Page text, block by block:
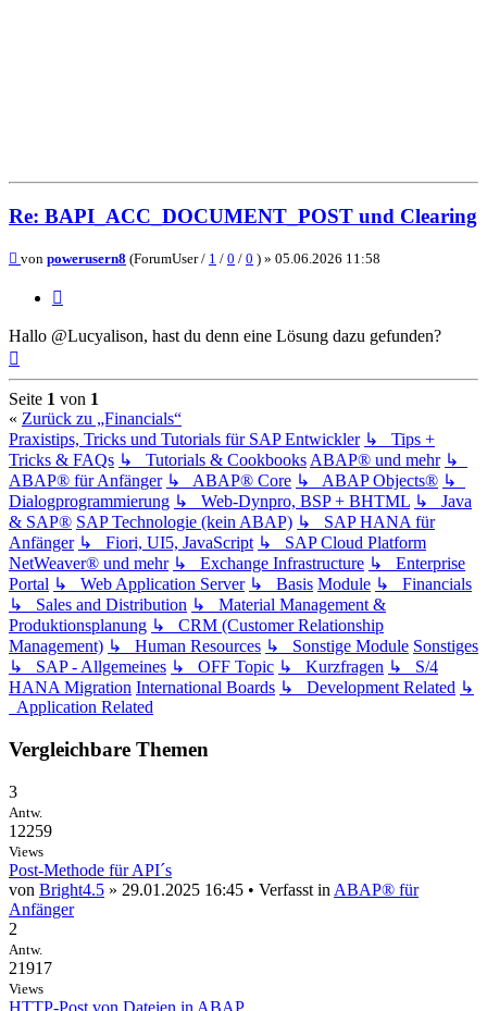
Re: BAPI_ACC_DOCUMENT_POST und Clearing
Beitrag
von powerusern8 (ForumUser / 1 / 0 / 0 ) » 05.06.2026 11:58
Hallo @Lucyalison, hast du denn eine Lösung dazu gefunden?
Seite 1 von 1
« Zurück zu „Financials“
Praxistips, Tricks und Tutorials für SAP Entwickler ↳ Tips +
Tricks & FAQs ↳ Tutorials & Cookbooks ABAP® und mehr ↳
ABAP® für Anfänger ↳ ABAP® Core ↳ ABAP Objects® ↳
Dialogprogrammierung ↳ Web-Dynpro, BSP + BHTML ↳ Java
& SAP® SAP Technologie (kein ABAP) ↳ SAP HANA für
Anfänger ↳ Fiori, UI5, JavaScript ↳ SAP Cloud Platform
NetWeaver® und mehr ↳ Exchange Infrastructure ↳ Enterprise
Portal ↳ Web Application Server ↳ Basis Module ↳ Financials
↳ Sales and Distribution ↳ Material Management &
Produktionsplanung ↳ CRM (Customer Relationship
Management) ↳ Human Resources ↳ Sonstige Module Sonstiges
↳ SAP - Allgemeines ↳ OFF Topic ↳ Kurzfragen ↳ S/4
HANA Migration International Boards ↳ Development Related ↳
Application Related
Vergleichbare Themen
3
Antw.
12259
Views
Post-Methode für API´s
von Bright4.5 » 29.01.2025 16:45 • Verfasst in ABAP® für
Anfänger
2
Antw.
21917
Views
HTTP-Post von Dateien in ABAP